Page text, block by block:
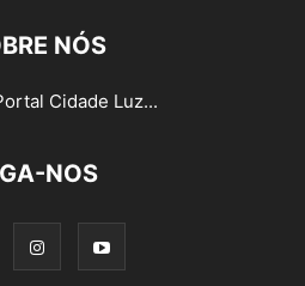
NÓS
Cidade Luz...
NOS